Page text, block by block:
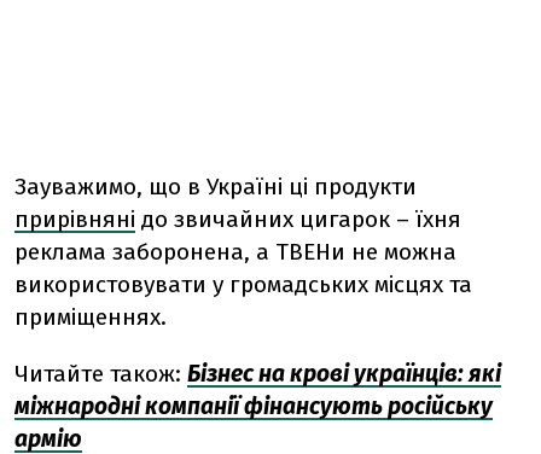
Зауважимо, що в Україні ці продукти
прирівняні до звичайних цигарок – їхня
реклама заборонена, а ТВЕНи не можна
використовувати у громадських місцях та
приміщеннях.
Читайте також: Бізнес на крові українців: які
міжнародні компанії фінансують російську
армію